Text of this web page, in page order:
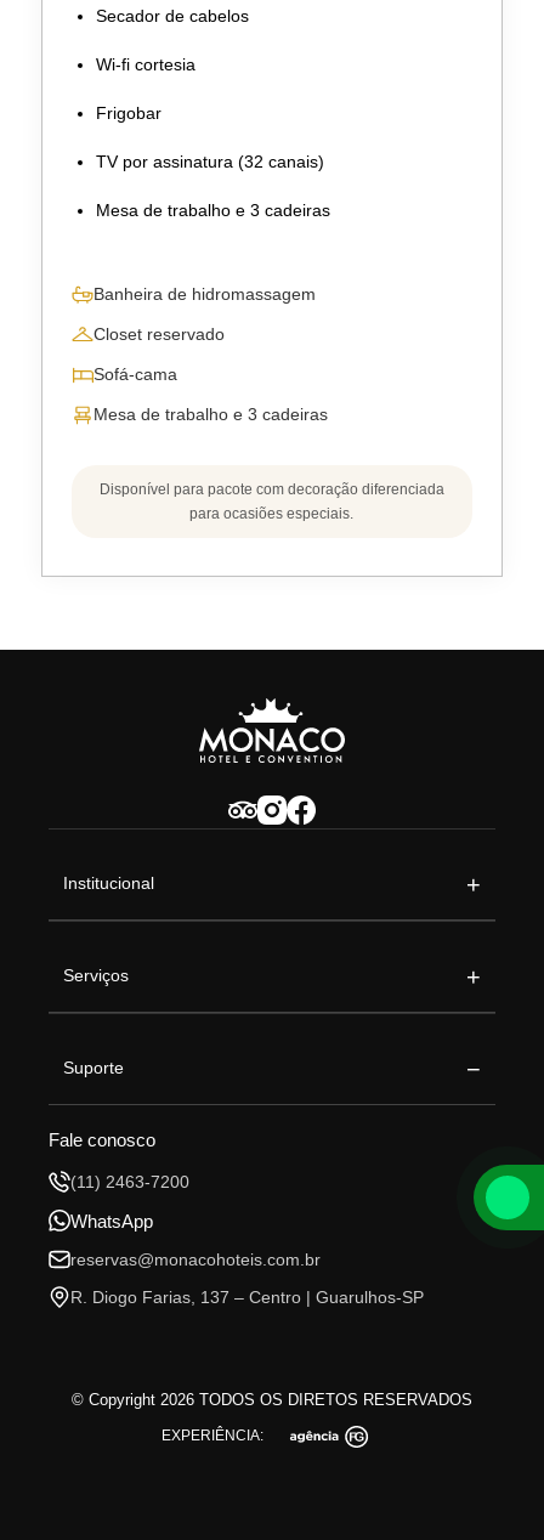
Secador de cabelos
Wi-fi cortesia
Frigobar
TV por assinatura (32 canais)
Mesa de trabalho e 3 cadeiras
Banheira de hidromassagem
Closet reservado
Sofá-cama
Mesa de trabalho e 3 cadeiras
Disponível para pacote com decoração diferenciada
para ocasiões especiais.
Institucional +
Serviços +
Suporte −
Fale conosco
(11) 2463-7200
WhatsApp
reservas@monacohoteis.com.br
R. Diogo Farias, 137 – Centro | Guarulhos-SP
© Copyright 2026 TODOS OS DIRETOS RESERVADOS
EXPERIÊNCIA: